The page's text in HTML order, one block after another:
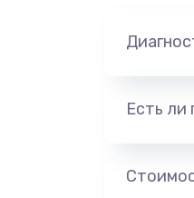
Есть ли